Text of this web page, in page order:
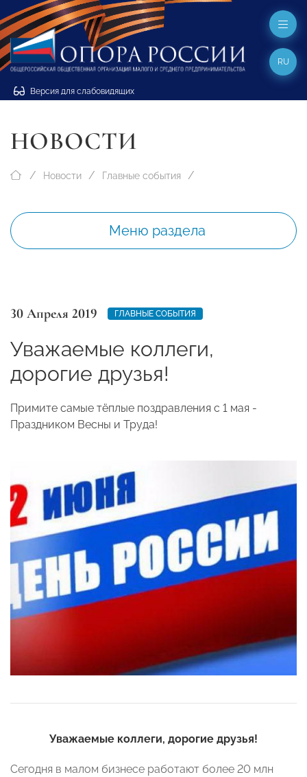
Версия для слабовидящих
RU
НОВОСТИ
Новости Главные события
Меню раздела
30 Апреля 2019 ГЛАВНЫЕ СОБЫТИЯ
Уважаемые коллеги,
дорогие друзья!
Примите самые тёплые поздравления с 1 мая -
Праздником Весны и Труда!
Уважаемые коллеги, дорогие друзья!
Сегодня в малом бизнесе работают более 20 млн